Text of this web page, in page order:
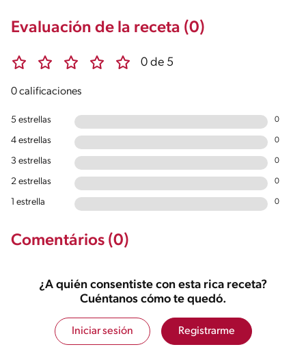
Evaluación de la receta (0)
0 de 5
0 calificaciones
5 estrellas 0
4 estrellas 0
3 estrellas 0
2 estrellas 0
1 estrella 0
Comentários (0)
¿A quién consentiste con esta rica receta?
Cuéntanos cómo te quedó.
Iniciar sesión Registrarme